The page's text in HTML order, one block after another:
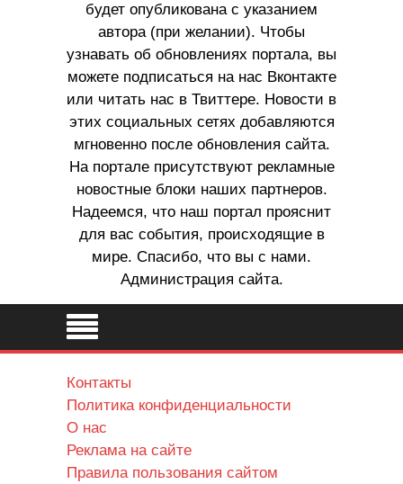
будет опубликована с указанием
автора (при желании). Чтобы
узнавать об обновлениях портала, вы
можете подписаться на нас Вконтакте
или читать нас в Твиттере. Новости в
этих социальных сетях добавляются
мгновенно после обновления сайта.
На портале присутствуют рекламные
новостные блоки наших партнеров.
Надеемся, что наш портал прояснит
для вас события, происходящие в
мире. Спасибо, что вы с нами.
Администрация сайта.
Контакты
Политика конфиденциальности
О нас
Реклама на сайте
Правила пользования сайтом